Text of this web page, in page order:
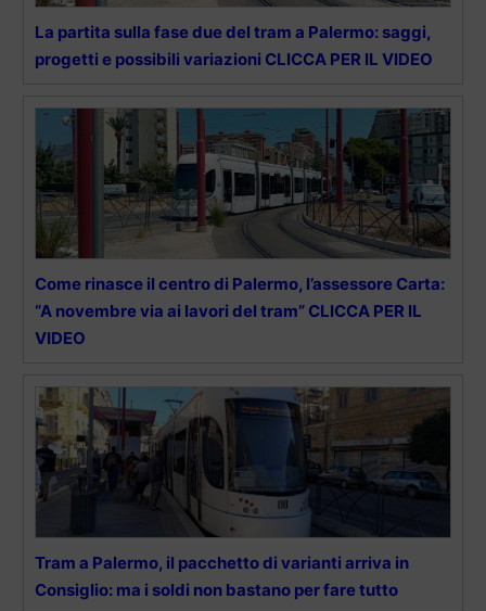
La partita sulla fase due del tram a Palermo: saggi,
progetti e possibili variazioni CLICCA PER IL VIDEO
Come rinasce il centro di Palermo, l’assessore Carta:
“A novembre via ai lavori del tram” CLICCA PER IL
VIDEO
Tram a Palermo, il pacchetto di varianti arriva in
Consiglio: ma i soldi non bastano per fare tutto